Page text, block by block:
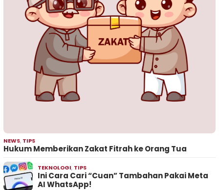
NEWS, TIPS
Hukum Memberikan Zakat Fitrah ke Orang Tua
TEKNOLOGI, TIPS
Ini Cara Cari “Cuan” Tambahan Pakai Meta
AI WhatsApp!